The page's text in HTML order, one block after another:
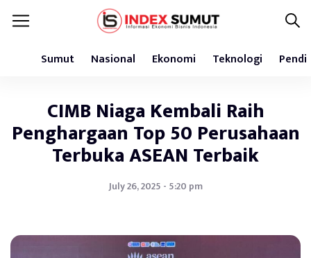
Sumut Nasional Ekonomi Teknologi
CIMB Niaga Kembali Raih
Penghargaan Top 50 Perusahaan
Terbuka ASEAN Terbaik
July 26, 2025 - 5:20 pm